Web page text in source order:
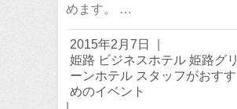
めます。 …
2015年2月7日
姫路 ビジネスホテル 姫路グリ
ーンホテル スタッフがおすす
めのイベント